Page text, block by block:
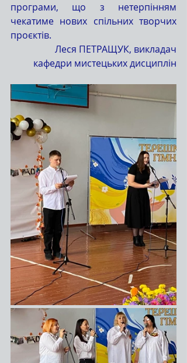
програми, що з нетерпінням
чекатиме нових спільних творчих
проєктів.
Леся ПЕТРАЩУК, викладач
кафедри мистецьких дисциплін